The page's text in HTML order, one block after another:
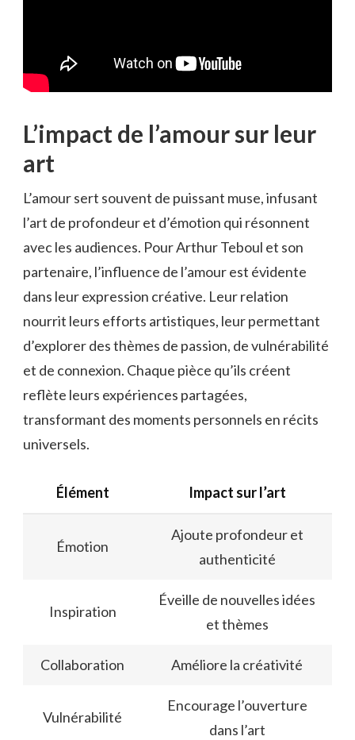
L’impact de l’amour sur leur
art
L’amour sert souvent de puissant muse, infusant
l’art de profondeur et d’émotion qui résonnent
avec les audiences. Pour Arthur Teboul et son
partenaire, l’influence de l’amour est évidente
dans leur expression créative. Leur relation
nourrit leurs efforts artistiques, leur permettant
d’explorer des thèmes de passion, de vulnérabilité
et de connexion. Chaque pièce qu’ils créent
reflète leurs expériences partagées,
transformant des moments personnels en récits
universels.
Élément Impact sur l’art
Émotion
Ajoute profondeur et
authenticité
Inspiration
Éveille de nouvelles idées
et thèmes
Collaboration Améliore la créativité
Vulnérabilité
Encourage l’ouverture
dans l’art